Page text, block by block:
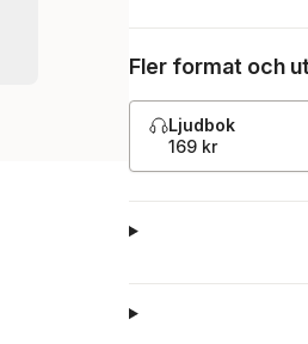
Fler format och
Ljudbok
169 kr